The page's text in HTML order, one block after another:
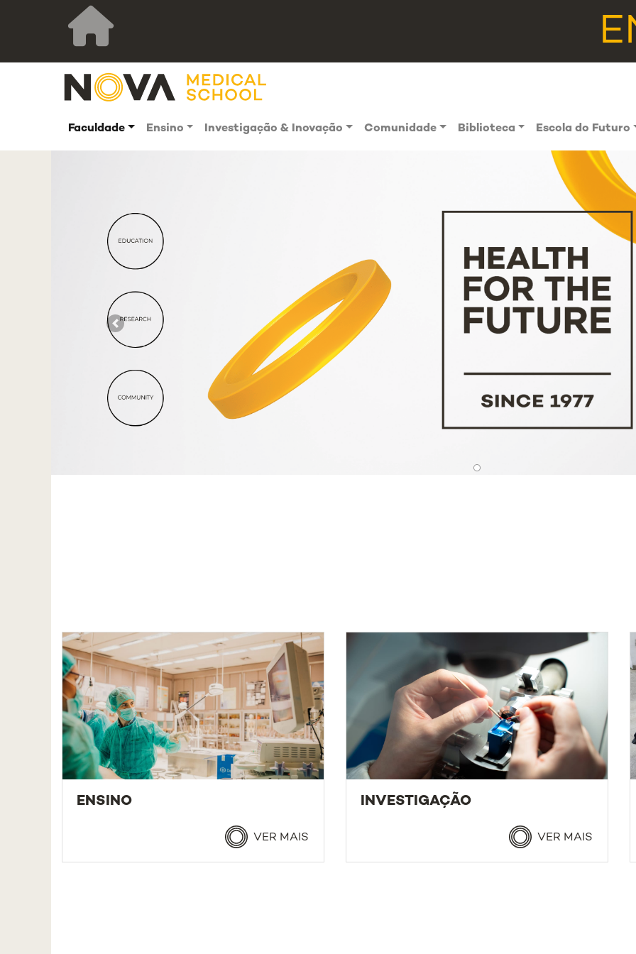
Faculdade Ensino Investigação & Inovação Comunidade Biblioteca Escola do Futuro
Previous
ENSINO
VER MAIS
INVESTIGAÇÃO
VER MAIS